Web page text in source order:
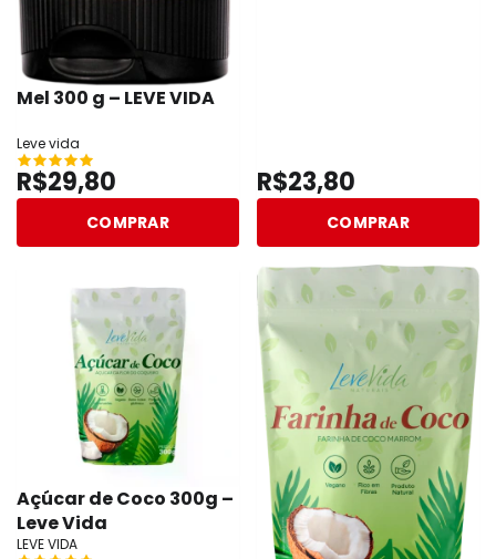
Mel 300 g – LEVE VIDA
Leve vida
R$29,80
COMPRAR
R$23,80
COMPRAR
Açúcar de Coco 300g –
Leve Vida
LEVE VIDA